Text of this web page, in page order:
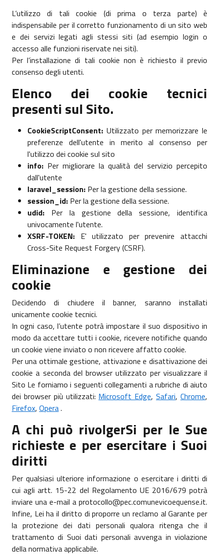
L’utilizzo di tali cookie (di prima o terza parte) è
indispensabile per il corretto funzionamento di un sito web
e dei servizi legati agli stessi siti (ad esempio login o
accesso alle funzioni riservate nei siti).
Per l’installazione di tali cookie non è richiesto il previo
consenso degli utenti.
Elenco dei cookie tecnici
presenti sul Sito.
CookieScriptConsent: Utilizzato per memorizzare le
preferenze dell'utente in merito al consenso per
l'utilizzo dei cookie sul sito
info: Per migliorare la qualità del servizio percepito
dall'utente
laravel_session: Per la gestione della sessione.
session_id: Per la gestione della sessione.
udid: Per la gestione della sessione, identifica
univocamente l'utente.
XSRF-TOKEN: E' utilizzato per prevenire attacchi
Cross-Site Request Forgery (CSRF).
Eliminazione e gestione dei
cookie
Decidendo di chiudere il banner, saranno installati
unicamente cookie tecnici.
In ogni caso, l’utente potrà impostare il suo dispositivo in
modo da accettare tutti i cookie, ricevere notifiche quando
un cookie viene inviato o non ricevere affatto cookie.
Per una ottimale gestione, attivazione e disattivazione dei
cookie a seconda del browser utilizzato per visualizzare il
Sito Le forniamo i seguenti collegamenti a rubriche di aiuto
dei browser più utilizzati: Microsoft Edge,Safari,Chrome,
Firefox, Opera.
A chi può rivolgerSi per le Sue
richieste e per esercitare i Suoi
diritti
Per qualsiasi ulteriore informazione o esercitare i diritti di
cui agli artt. 15-22 del Regolamento UE 2016/679 potrà
inviare una e-mail a protocollo@pec.comunevicoequense.it.
Infine, Lei ha il diritto di proporre un reclamo al Garante per
la protezione dei dati personali qualora ritenga che il
trattamento di Suoi dati personali avvenga in violazione
della normativa applicabile.